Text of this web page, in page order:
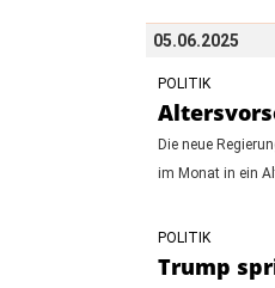
05.06.2025
POLITIK
Die neue
im Monat in ein
POLITIK
Trump